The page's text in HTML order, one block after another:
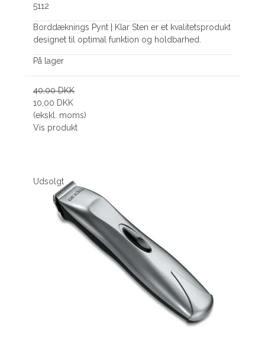
5112
Borddæknings Pynt | Klar Sten er et kvalitetsprodukt
designet til optimal funktion og holdbarhed.
På lager
40,00 DKK
10,00 DKK
(ekskl. moms)
Vis produkt
Udsolgt